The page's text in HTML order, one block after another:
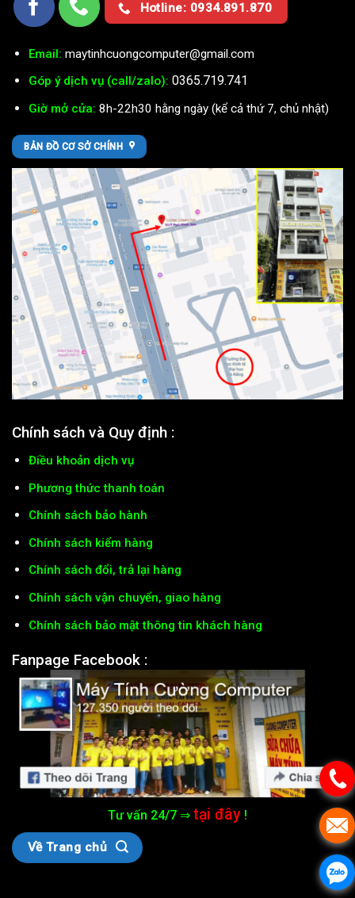
Hotline: 0934.891.870
Email: maytinhcuongcomputer@gmail.com
Góp ý dịch vụ (call/zalo): 0365.719.741
Giờ mở cửa: 8h-22h30 hằng ngày (kể cả thứ 7, chủ nhật)
BẢN ĐỒ CƠ SỞ CHÍNH
Chính sách và Quy định :
Điều khoản dịch vụ
Phương thức thanh toán
Chính sách bảo hành
Chính sách kiểm hàng
Chính sách đổi, trả lại hàng
Chính sách vận chuyển, giao hàng
Chính sách bảo mật thông tin khách hàng
Fanpage Facebook :
Tư vấn 24/7 ⇒ tại đây !
Về Trang chủ